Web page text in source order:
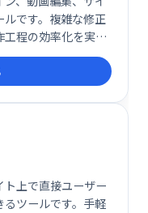
ルです。複雑な修正
程の効率化を実現
し、よりスムーズな
上で直接ユーザー
ツールです。手軽